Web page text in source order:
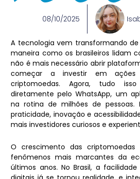
08/10/2025
A tecnologia vem transformando
maneira como os brasileiros lidam
não é mais necessário abrir
começar a investir em
criptomoedas. Agora, tudo
diretamente pelo WhatsApp, um
na rotina de milhões de pessoas.
praticidade, inovação e
mais investidores curiosos e
O crescimento das
fenômenos mais marcantes da
últimos anos. No Brasil, a